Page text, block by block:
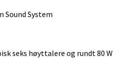
Sound System
seks høyttalere og rundt 80 W